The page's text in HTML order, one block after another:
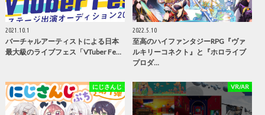
2021.10.1
バーチャルアーティストによる日本
最大級のライブフェス「VTuber Fe…
2022.5.10
至高のハイファンタジーRPG『ヴァ
ルキリーコネクト』と『ホロライブ
プロダ…
にじさんじ VR/AR